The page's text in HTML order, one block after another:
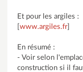
Et pour les argiles :
www.argiles.fr]
En résumé :
- Voir selon
construction si il